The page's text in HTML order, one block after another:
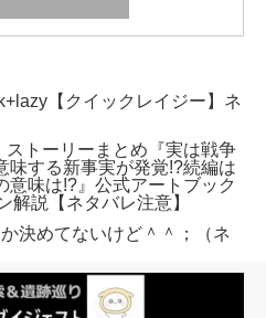
【クイックレイジー】ネ
ストーリーまとめ『実は戦争
味する新事実が発覚!?続編は
意味は!?』公式アートブック
解説【ネタバレ注意】
決めてないけど＾＾；（ネ